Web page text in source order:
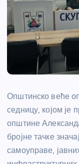
Општинско веће
седницу, којом је
општине
бројне тачке
самоуправе,